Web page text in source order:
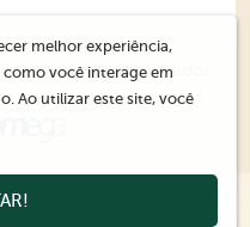
os direitos reservados.
melhor experiência,
você interage em
Ao utilizar este site, você